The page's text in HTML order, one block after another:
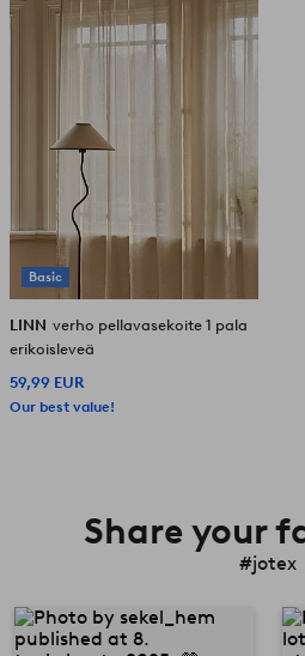
Basic
LINN verho pellavasekoite 1 pala
erikoisleveä
59,99 EUR
Our best value!
Share your
#jotex